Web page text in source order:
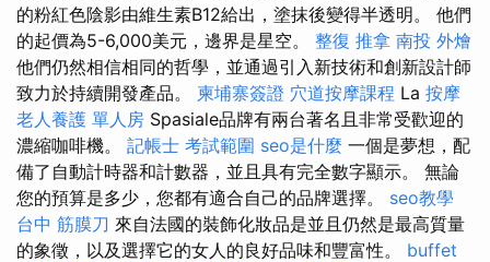
的粉紅色陰影由維生素B12給出，塗抹後變得半透明。 他們
的起價為5-6,000美元，邊界是星空。 整復 推拿 南投 外燴
他們仍然相信相同的哲學，並通過引入新技術和創新設計師
致力於持續開發產品。 柬埔寨簽證 穴道按摩課程 La 按摩
老人養護 單人房 Spasiale品牌有兩台著名且非常受歡迎的
濃縮咖啡機。 記帳士 考試範圍 seo是什麼 一個是夢想，配
備了自動計時器和計數器，並且具有完全數字顯示。 無論
您的預算是多少，您都有適合自己的品牌選擇。 seo教學
台中 筋膜刀 來自法國的裝飾化妝品是並且仍然是最高質量
的象徵，以及選擇它的女人的良好品味和豐富性。 buffet